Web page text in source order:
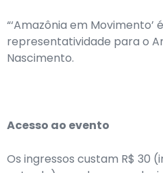
“‘Amazônia em Movimento’
representatividade para o
Nascimento.
Acesso ao evento
Os ingressos custam R$ 30